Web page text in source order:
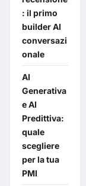
: il primo
builder AI
conversazi
onale
AI
Generativa
e AI
Predittiva:
quale
scegliere
per la tua
PMI